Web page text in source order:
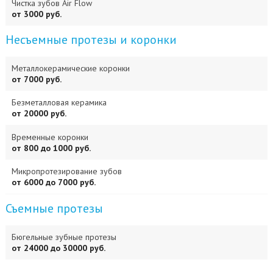
Чистка зубов Air Flow
от 3000 руб.
Несъемные протезы и коронки
Металлокерамические коронки
от 7000 руб.
Безметалловая керамика
от 20000 руб.
Временные коронки
от 800 до 1000 руб.
Микропротезирование зубов
от 6000 до 7000 руб.
Съемные протезы
Бюгельные зубные протезы
от 24000 до 30000 руб.